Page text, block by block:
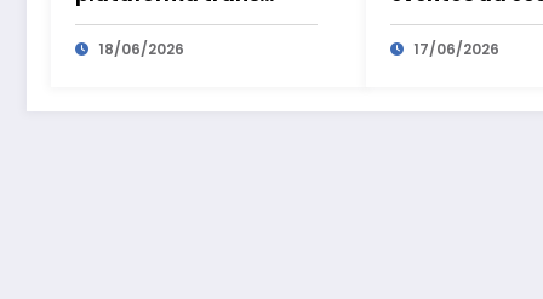
transforma
visibilidade em
18/06/2026
prateada são
preparatórios
17/06/2026